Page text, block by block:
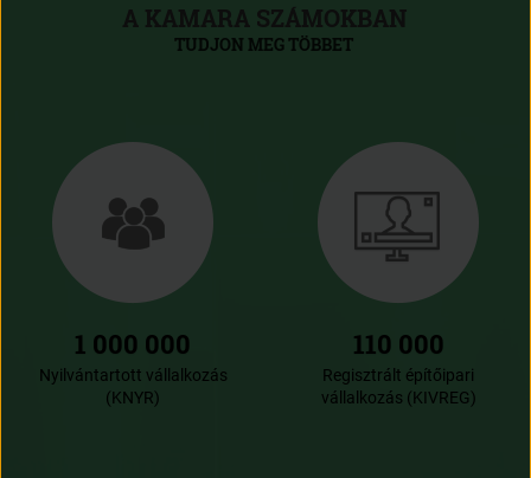
A KAMARA SZÁMOKBAN
TUDJON MEG TÖBBET
1 000 000
Nyilvántartott vállalkozás
(KNYR)
110 000
Regisztrált építőipari
vállalkozás (KIVREG)